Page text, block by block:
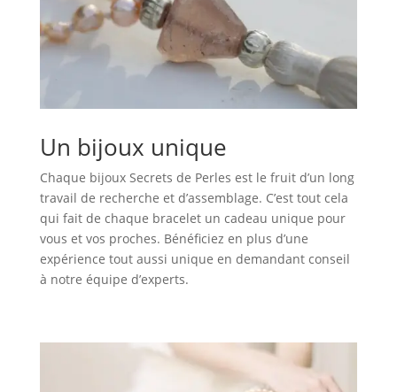
Un bijoux unique
Chaque bijoux Secrets de Perles est le fruit d’un long
travail de recherche et d’assemblage. C’est tout cela
qui fait de chaque bracelet un cadeau unique pour
vous et vos proches. Bénéficiez en plus d’une
expérience tout aussi unique en demandant conseil
à notre équipe d’experts.